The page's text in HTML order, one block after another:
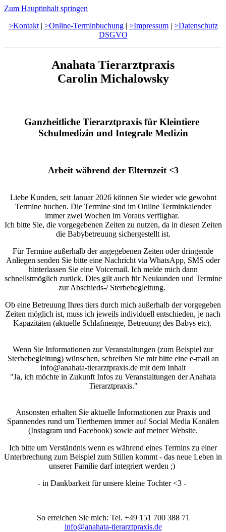
Zum Hauptinhalt springen
>Kontakt| >Online-Terminbuchung| >Impressum| >Datenschutz
DSGVO
Anahata Tierarztpraxis
Carolin Michalowsky
Ganzheitliche Tierarztpraxis für Kleintiere
Schulmedizin und Integrale Medizin
Arbeit während der Elternzeit <3
Liebe Kunden, seit Januar 2026 können Sie wieder wie gewohnt
Termine buchen. Die Termine sind im Online Terminkalender
immer zwei Wochen im Voraus verfügbar.
Ich bitte Sie, die vorgegebenen Zeiten zu nutzen, da in diesen Zeiten
die Babybetreuung sichergestellt ist.
Für Termine außerhalb der angegebenen Zeiten oder dringende
Anliegen senden Sie bitte eine Nachricht via WhatsApp, SMS oder
hinterlassen Sie eine Voicemail. Ich melde mich dann
schnellstmöglich zurück. Dies gilt auch für Neukunden und Termine
zur Abschieds-/ Sterbebegleitung.
Ob eine Betreuung Ihres tiers durch mich außerhalb der vorgegeben
Zeiten möglich ist, muss ich jeweils individuell entschieden, je nach
Kapazitäten (aktuelle Schlafmenge, Betreuung des Babys etc).
Wenn Sie Informationen zur Veranstaltungen (zum Beispiel zur
Sterbebegleitung) wünschen, schreiben Sie mir bitte eine e-mail an
info@anahata-tierarztpraxis.de mit dem Inhalt
"Ja, ich möchte in Zukunft Infos zu Veranstaltungen der Anahata
Tierarztpraxis."
Ansonsten erhalten Sie aktuelle Informationen zur Praxis und
Spannendes rund um Tierthemen immer auf Social Media Kanälen
(Instagram und Facebook) sowie auf meiner Website.
Ich bitte um Verständnis wenn es während eines Termins zu einer
Unterbrechung zum Beispiel zum Stillen kommt - das neue Leben in
unserer Familie darf integriert werden ;)
- in Dankbarkeit für unsere kleine Tochter <3 -
So erreichen Sie mich: Tel. +49 151 700 388 71
info@anahata-tierarztpraxis.de